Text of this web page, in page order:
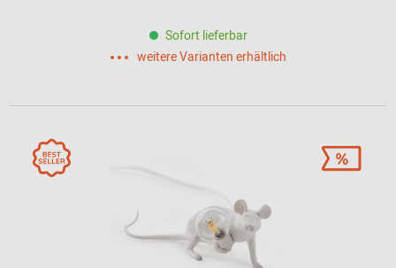
Sofort lieferbar
weitere Varianten erhältlich